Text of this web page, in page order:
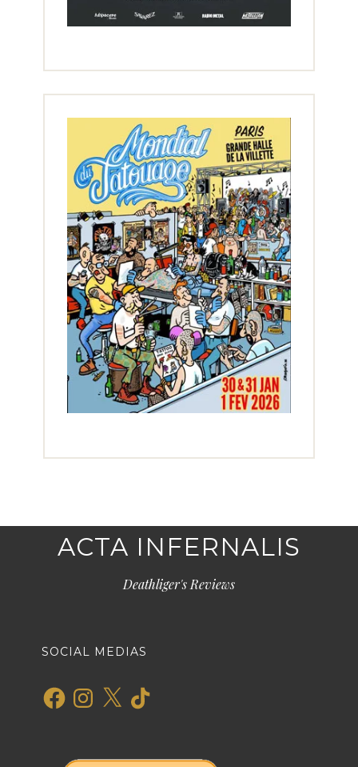
ACTA INFERNALIS
Deathliger's Reviews
SOCIAL MEDIAS
FacebookInstagram
X TikTok